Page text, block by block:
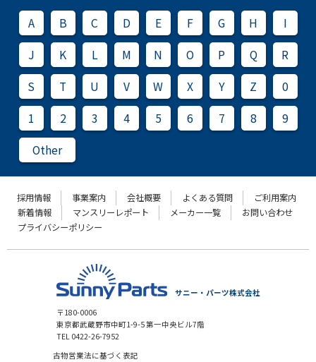
A B C D E F G H
I
J
K L M N O P Q
R
S
T U V W X Y Z
0
1
2 3 4 5 6 7 8
9
Other
採用情報 事業案内 会社概要 よくある質問
ご利用案内
新着情報
マンスリーレポート メーカー一覧
お問い合わせ
プライバシーポリシー
サニー・パーツ株式会社
〒180-0006
東京都武蔵野市中町1-9-5 第一中央ビル7階
TEL 0422-26-7952
古物営業法に基づく表記